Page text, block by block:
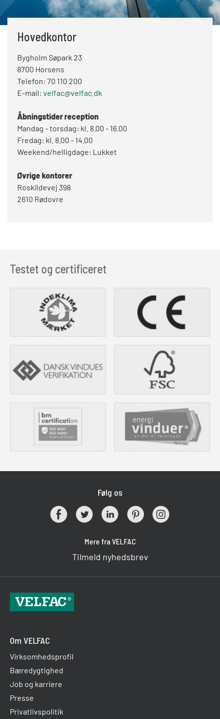
Hovedkontor
Bygholm Søpark 23
8700 Horsens
Telefon: 70 110 200
E-mail: velfac@velfac.dk
Åbningstider reception
Mandag - torsdag: kl. 8.00 - 16.00
Fredag: kl. 8.00 - 14.00
Weekend/helligdage: Lukket
Øvrige kontorer
Roskildevej 398
2610 Rødovre
Testet og certificeret
Følg os
Mere fra VELFAC
Tilmeld nyhedsbrev
Om VELFAC
Virksomhedsprofil
Bæredygtighed
Job og karriere
Presse
Privatlivspolitik